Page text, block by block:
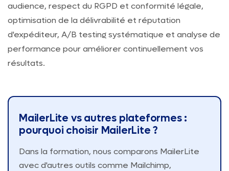
audience, respect du RGPD et conformité légale,
optimisation de la délivrabilité et réputation
d'expéditeur, A/B testing systématique et analyse de
performance pour améliorer continuellement vos
résultats.
MailerLite vs autres plateformes :
pourquoi choisir MailerLite ?
Dans la formation, nous comparons MailerLite
avec d'autres outils comme Mailchimp,